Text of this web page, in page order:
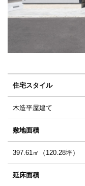
住宅スタイル
木造平屋建て
敷地面積
397.61㎡（120.28坪）
延床面積